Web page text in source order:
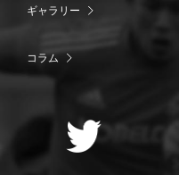
ギャラリー
コラム